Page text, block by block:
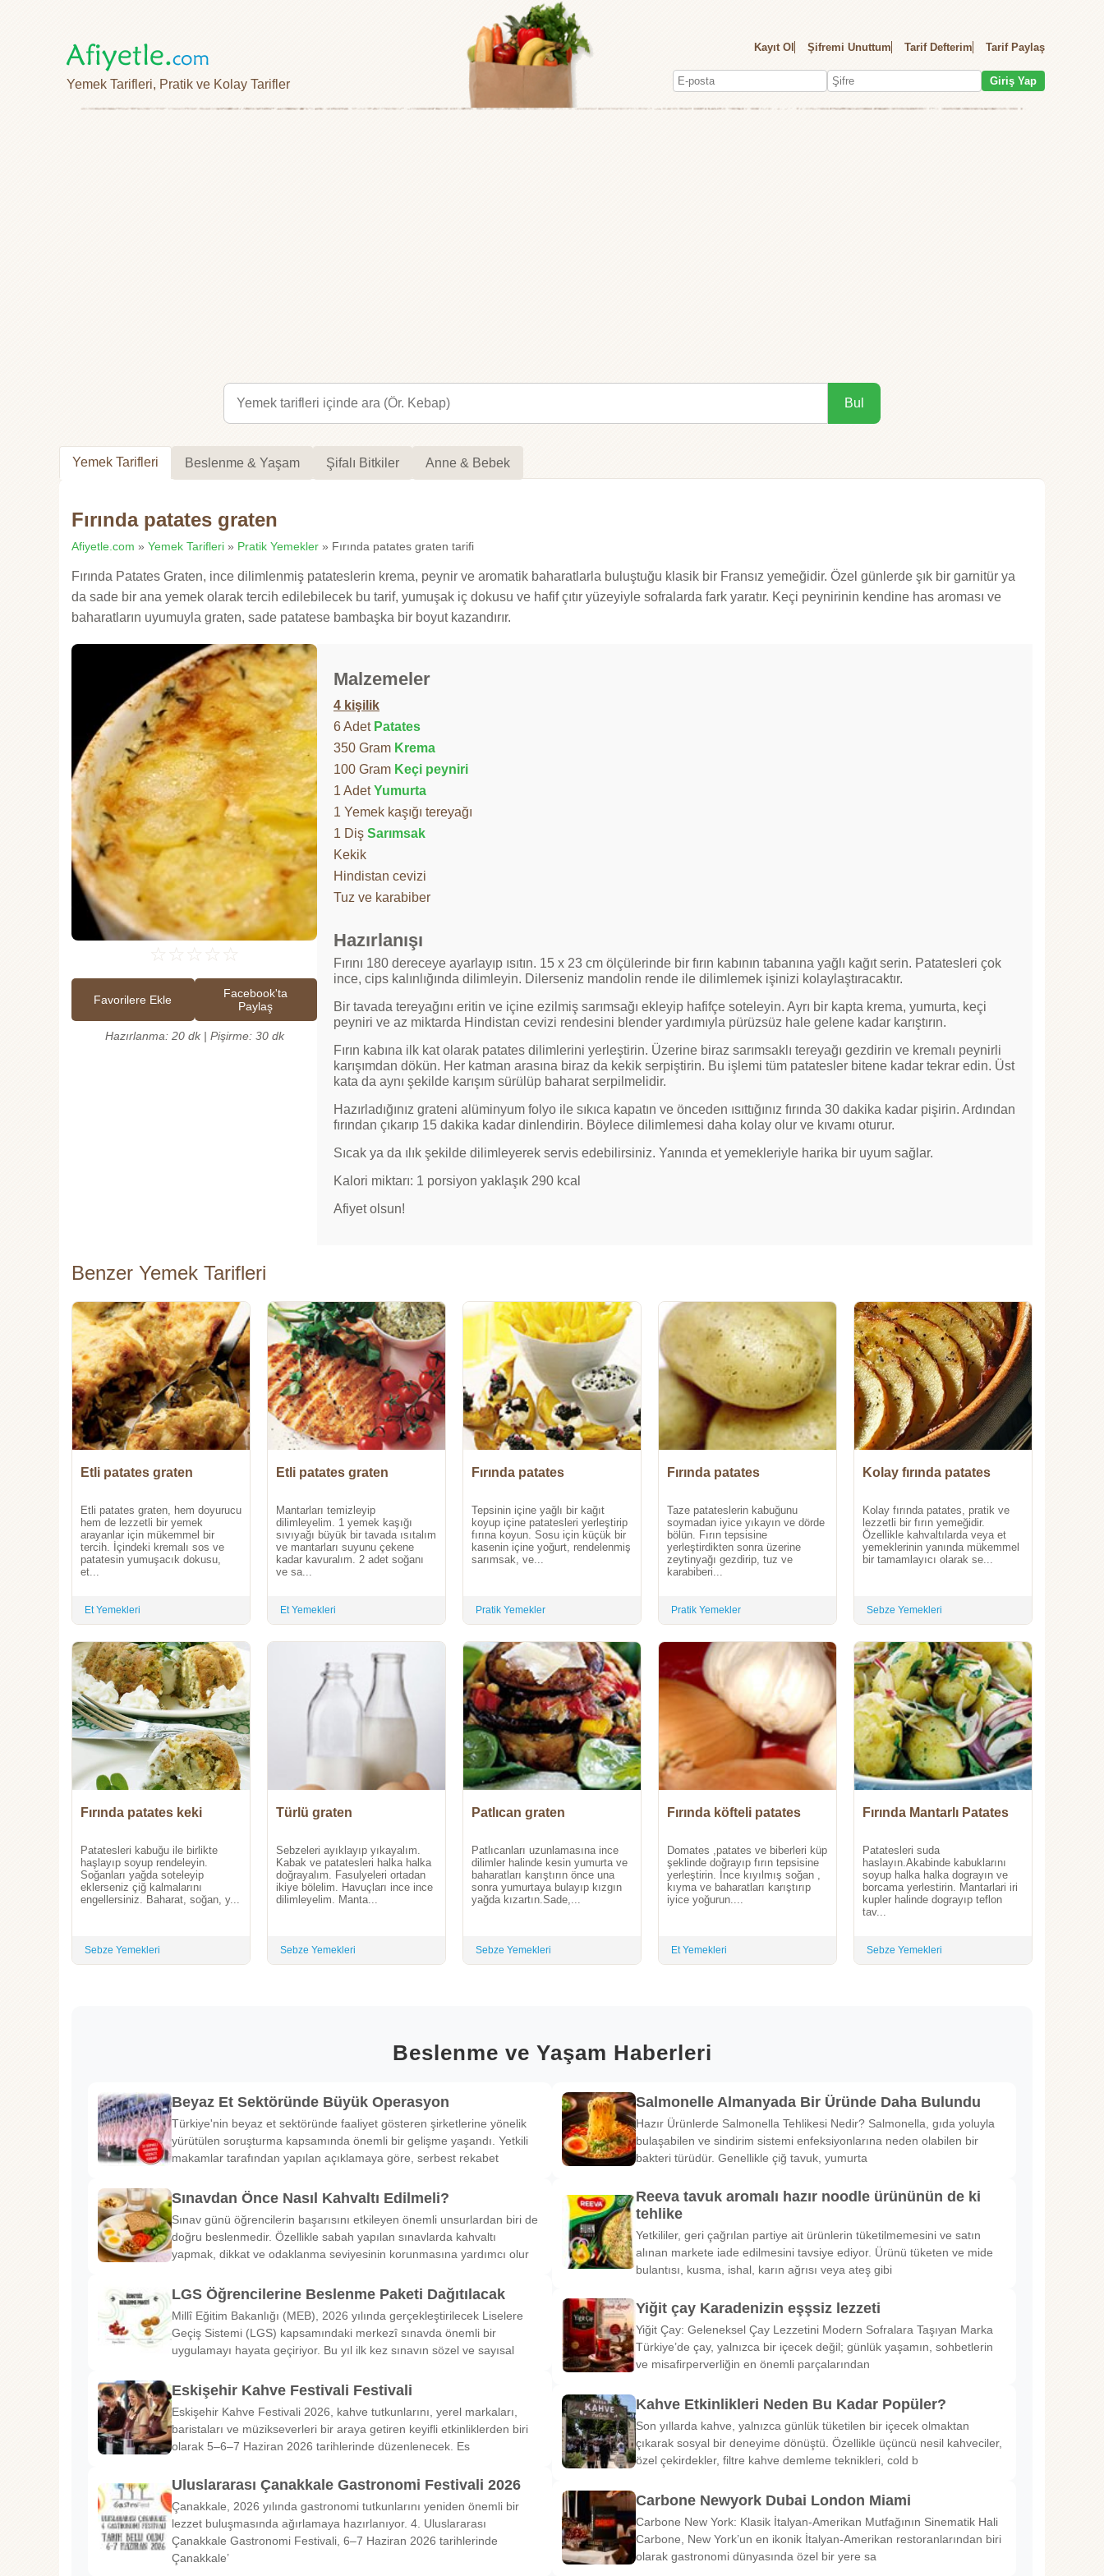
Yemek Tarifleri, Pratik ve Kolay Tarifler
Kayıt Ol Şifremi Unuttum Tarif Defterim Tarif Paylaş
Giriş Yap
Bul
Yemek Tarifleri Beslenme & Yaşam Şifalı Bitkiler Anne & Bebek
Fırında patates graten
Afiyetle.com » Yemek Tarifleri » Pratik Yemekler » Fırında patates graten tarifi
Fırında Patates Graten, ince dilimlenmiş patateslerin krema, peynir ve aromatik baharatlarla buluştuğu klasik bir Fransız yemeğidir. Özel günlerde şık bir garnitür ya
da sade bir ana yemek olarak tercih edilebilecek bu tarif, yumuşak iç dokusu ve hafif çıtır yüzeyiyle sofralarda fark yaratır. Keçi peynirinin kendine has aroması ve
baharatların uyumuyla graten, sade patatese bambaşka bir boyut kazandırır.
☆ ☆ ☆ ☆ ☆
Favorilere Ekle
Facebook'ta
Paylaş
Hazırlanma: 20 dk | Pişirme: 30 dk
Malzemeler
4 kişilik
6 Adet Patates
350 Gram Krema
100 Gram Keçi peyniri
1 AdetYumurta
1 Yemek kaşığı tereyağı
1 Diş Sarımsak
Kekik
Hindistan cevizi
Tuz ve karabiber
Hazırlanışı
Fırını 180 dereceye ayarlayıp ısıtın. 15 x 23 cm ölçülerinde bir fırın kabının tabanına yağlı kağıt serin. Patatesleri çok
ince, cips kalınlığında dilimleyin. Dilerseniz mandolin rende ile dilimlemek işinizi kolaylaştıracaktır.
Bir tavada tereyağını eritin ve içine ezilmiş sarımsağı ekleyip hafifçe soteleyin. Ayrı bir kapta krema, yumurta, keçi
peyniri ve az miktarda Hindistan cevizi rendesini blender yardımıyla pürüzsüz hale gelene kadar karıştırın.
Fırın kabına ilk kat olarak patates dilimlerini yerleştirin. Üzerine biraz sarımsaklı tereyağı gezdirin ve kremalı peynirli
karışımdan dökün. Her katman arasına biraz da kekik serpiştirin. Bu işlemi tüm patatesler bitene kadar tekrar edin. Üst
kata da aynı şekilde karışım sürülüp baharat serpilmelidir.
Hazırladığınız grateni alüminyum folyo ile sıkıca kapatın ve önceden ısıttığınız fırında 30 dakika kadar pişirin. Ardından
fırından çıkarıp 15 dakika kadar dinlendirin. Böylece dilimlemesi daha kolay olur ve kıvamı oturur.
Sıcak ya da ılık şekilde dilimleyerek servis edebilirsiniz. Yanında et yemekleriyle harika bir uyum sağlar.
Kalori miktarı: 1 porsiyon yaklaşık 290 kcal
Afiyet olsun!
Benzer Yemek Tarifleri
Etli patates graten
Etli patates graten, hem doyurucu
hem de lezzetli bir yemek
arayanlar için mükemmel bir
tercih. İçindeki kremalı sos ve
patatesin yumuşacık dokusu,
et...
Et Yemekleri
Etli patates graten
Mantarları temizleyip
dilimleyelim. 1 yemek kaşığı
sıvıyağı büyük bir tavada ısıtalım
ve mantarları suyunu çekene
kadar kavuralım. 2 adet soğanı
ve sa...
Et Yemekleri
Fırında patates
Tepsinin içine yağlı bir kağıt
koyup içine patatesleri yerleştirip
fırına koyun. Sosu için küçük bir
kasenin içine yoğurt, rendelenmiş
sarımsak, ve...
Pratik Yemekler
Fırında patates
Taze patateslerin kabuğunu
soymadan iyice yıkayın ve dörde
bölün. Fırın tepsisine
yerleştirdikten sonra üzerine
zeytinyağı gezdirip, tuz ve
karabiberi...
Pratik Yemekler
Kolay fırında patates
Kolay fırında patates, pratik ve
lezzetli bir fırın yemeğidir.
Özellikle kahvaltılarda veya et
yemeklerinin yanında mükemmel
bir tamamlayıcı olarak se...
Sebze Yemekleri
Fırında patates keki
Patatesleri kabuğu ile birlikte
haşlayıp soyup rendeleyin.
Soğanları yağda soteleyip
eklerseniz çiğ kalmalarını
engellersiniz. Baharat, soğan, y...
Sebze Yemekleri
Türlü graten
Sebzeleri ayıklayıp yıkayalım.
Kabak ve patatesleri halka halka
doğrayalım. Fasulyeleri ortadan
ikiye bölelim. Havuçları ince ince
dilimleyelim. Manta...
Sebze Yemekleri
Patlıcan graten
Patlıcanları uzunlamasına ince
dilimler halinde kesin yumurta ve
baharatları karıştırın önce una
sonra yumurtaya bulayıp kızgın
yağda kızartın.Sade,...
Sebze Yemekleri
Fırında köfteli patates
Domates ,patates ve biberleri küp
şeklinde doğrayıp fırın tepsisine
yerleştirin. İnce kıyılmış soğan ,
kıyma ve baharatları karıştırıp
iyice yoğurun....
Et Yemekleri
Fırında Mantarlı Patates
Patatesleri suda
haslayın.Akabinde kabuklarını
soyup halka halka dograyın ve
borcama yerlestirin. Mantarlari iri
kupler halinde dograyıp teflon
tav...
Sebze Yemekleri
Beslenme ve Yaşam Haberleri
Beyaz Et Sektöründe Büyük Operasyon
Türkiye'nin beyaz et sektöründe faaliyet gösteren şirketlerine yönelik
yürütülen soruşturma kapsamında önemli bir gelişme yaşandı. Yetkili
makamlar tarafından yapılan açıklamaya göre, serbest rekabet
Sınavdan Önce Nasıl Kahvaltı Edilmeli?
Sınav günü öğrencilerin başarısını etkileyen önemli unsurlardan biri de
doğru beslenmedir. Özellikle sabah yapılan sınavlarda kahvaltı
yapmak, dikkat ve odaklanma seviyesinin korunmasına yardımcı olur
LGS Öğrencilerine Beslenme Paketi Dağıtılacak
Millî Eğitim Bakanlığı (MEB), 2026 yılında gerçekleştirilecek Liselere
Geçiş Sistemi (LGS) kapsamındaki merkezî sınavda önemli bir
uygulamayı hayata geçiriyor. Bu yıl ilk kez sınavın sözel ve sayısal
Eskişehir Kahve Festivali Festivali
Eskişehir Kahve Festivali 2026, kahve tutkunlarını, yerel markaları,
baristaları ve müzikseverleri bir araya getiren keyifli etkinliklerden biri
olarak 5–6–7 Haziran 2026 tarihlerinde düzenlenecek. Es
Uluslararası Çanakkale Gastronomi Festivali 2026
Çanakkale, 2026 yılında gastronomi tutkunlarını yeniden önemli bir
lezzet buluşmasında ağırlamaya hazırlanıyor. 4. Uluslararası
Çanakkale Gastronomi Festivali, 6–7 Haziran 2026 tarihlerinde
Çanakkale’
Salmonelle Almanyada Bir Üründe Daha Bulundu
Hazır Ürünlerde Salmonella Tehlikesi Nedir? Salmonella, gıda yoluyla
bulaşabilen ve sindirim sistemi enfeksiyonlarına neden olabilen bir
bakteri türüdür. Genellikle çiğ tavuk, yumurta
Reeva tavuk aromalı hazır noodle ürününün de ki
tehlike
Yetkililer, geri çağrılan partiye ait ürünlerin tüketilmemesini ve satın
alınan markete iade edilmesini tavsiye ediyor. Ürünü tüketen ve mide
bulantısı, kusma, ishal, karın ağrısı veya ateş gibi
Yiğit çay Karadenizin eşşsiz lezzeti
Yiğit Çay: Geleneksel Çay Lezzetini Modern Sofralara Taşıyan Marka
Türkiye’de çay, yalnızca bir içecek değil; günlük yaşamın, sohbetlerin
ve misafirperverliğin en önemli parçalarından
Kahve Etkinlikleri Neden Bu Kadar Popüler?
Son yıllarda kahve, yalnızca günlük tüketilen bir içecek olmaktan
çıkarak sosyal bir deneyime dönüştü. Özellikle üçüncü nesil kahveciler,
özel çekirdekler, filtre kahve demleme teknikleri, cold b
Carbone Newyork Dubai London Miami
Carbone New York: Klasik İtalyan-Amerikan Mutfağının Sinematik Hali
Carbone, New York’un en ikonik İtalyan-Amerikan restoranlarından biri
olarak gastronomi dünyasında özel bir yere sa